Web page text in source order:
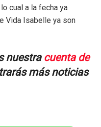
cual a la fecha ya
Vida Isabelle ya son
nuestra cuenta de
más noticias